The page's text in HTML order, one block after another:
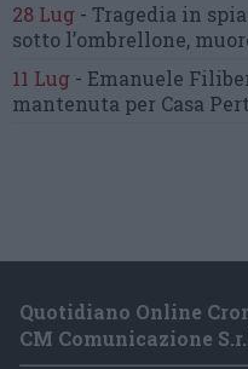
28 Lug - Tragedia in
sotto l’ombrellone,
11 Lug - Emanuele
mantenuta per Casa
Quotidiano Online
CM Comunicazione